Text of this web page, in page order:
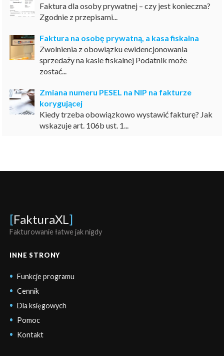
Faktura dla osoby prywatnej – czy jest konieczna?
Zgodnie z przepisami...
Faktura na osobę prywatną, a kasa fiskalna
Zwolnienia z obowiązku ewidencjonowania
sprzedaży na kasie fiskalnej Podatnik może
zostać...
Zmiana numeru PESEL na NIP na fakturze
korygującej
Kiedy trzeba obowiązkowo wystawić fakturę? Jak
wskazuje art. 106b ust. 1...
[FakturaXL ]
Fakturowanie łatwe jak nigdy
INNE STRONY
Funkcje programu
Cennik
Dla księgowych
Pomoc
Kontakt